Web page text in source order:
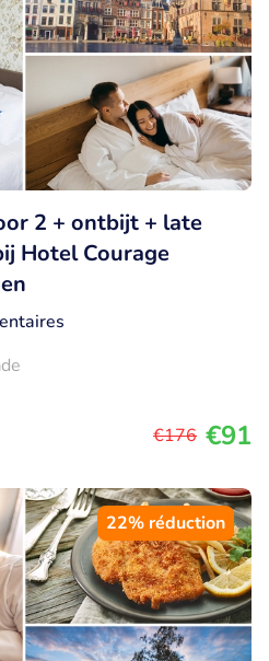
2 + ontbijt + late
Hotel Courage
€176 €91
22% réduction